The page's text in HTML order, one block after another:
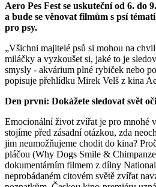
Aero Pes Fest se uskuteční od 6. do
a bude se věnovat filmům s psí
pro psy.
„Všichni majitelé psů si mohou na
miláčky a vyzkoušet si, jaké to je
smysly - akvárium plné rybiček nebo
popisuje přehlídku Mirek Velš z kina
Den první: Dokážete sledovat svět
Emocionální život zvířat je pro mnohé
stojíme před zásadní otázkou, zda
jim neumožňujeme chodit do kina?
pláčou (Why Dogs Smile &
dokumentárním filmem z dílny
neprobádaném citovém světě zvířat